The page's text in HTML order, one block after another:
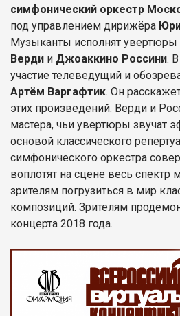
симфонический оркестр
под управлением дирижёра
Музыканты исполнят увертюры
Верди и Джоаккино Россини.
участие телеведущий и
Артём Варгафтик. Он
этих произведений. Верди и
мастера, чьи увертюры звучат
основой классического
симфонического оркестра
воплотят на сцене весь спектр
зрителям погрузиться в мир
композиций. Зрителям
концерта 2018 года.